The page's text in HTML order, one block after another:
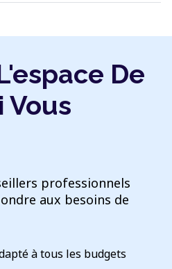
De
Vous
professionnels
aux besoins de
à tous les budgets